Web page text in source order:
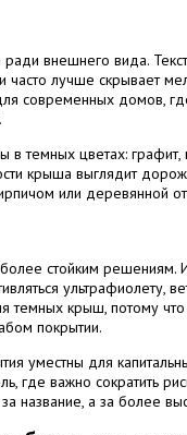
внешнего вида.
лучше скрывает
современных домов,
в темных цветах:
крыша выглядит
или деревянной
стойким
ультрафиолету,
темных крыш, потому что
покрытии.
уместны для
где важно сократить
название, а за более